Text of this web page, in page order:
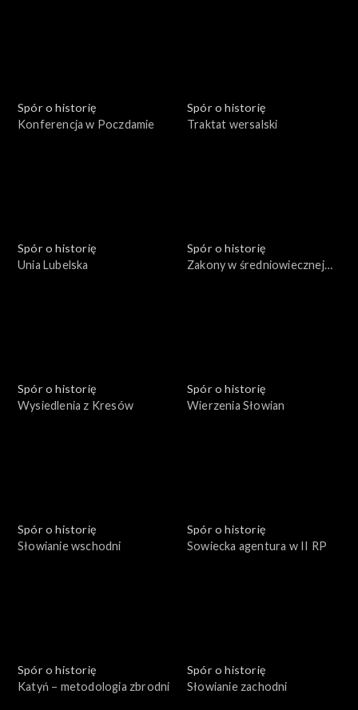
Spór o historię
Konferencja w Poczdamie
Spór o historię
Traktat wersalski
Spór o historię
Unia Lubelska
Spór o historię
Zakony w średniowiecznej
Spór o historię
Wysiedlenia z Kresów
Spór o historię
Wierzenia Słowian
Spór o historię
Słowianie wschodni
Spór o historię
Sowiecka agentura w II RP
Spór o historię
Katyń – metodologia zbrodni
Spór o historię
Słowianie zachodni